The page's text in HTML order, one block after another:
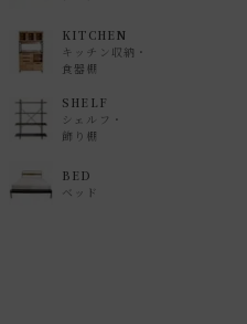
KITCHEN
キッチン収納・
食器棚
SHELF
シェルフ・
飾り棚
BED
ベッド